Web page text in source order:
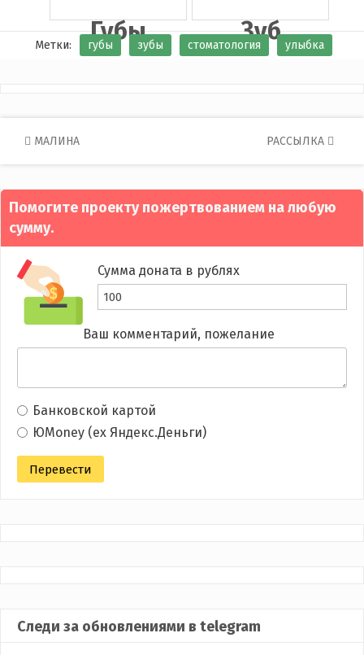
Губы Зуб
Метки: губы зубы стоматология улыбка
Post
navigation
МАЛИНА РАССЫЛКА
Помогите проекту пожертвованием на любую
сумму.
Сумма доната в рублях
Ваш комментарий, пожелание
Банковской картой
ЮMoney (ex Яндекс.Деньги)
Следи за обновлениями в telegram